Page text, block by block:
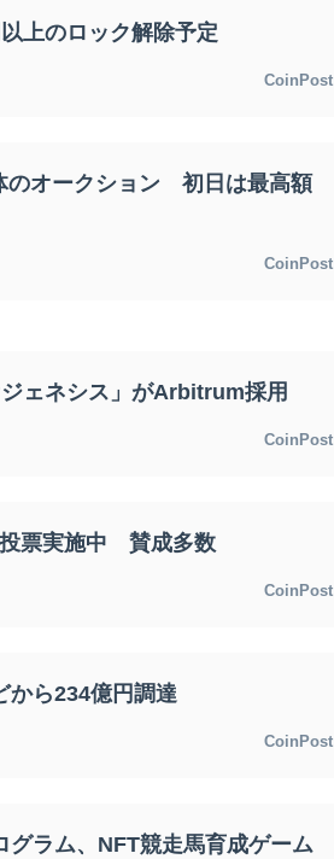
上のロック解除予定
CoinPost
のオークション 初日は最高額
CoinPost
ェネシス」がArbitrum採用
CoinPost
投票実施中 賛成多数
CoinPost
から234億円調達
CoinPost
ラム、NFT競走馬育成ゲーム